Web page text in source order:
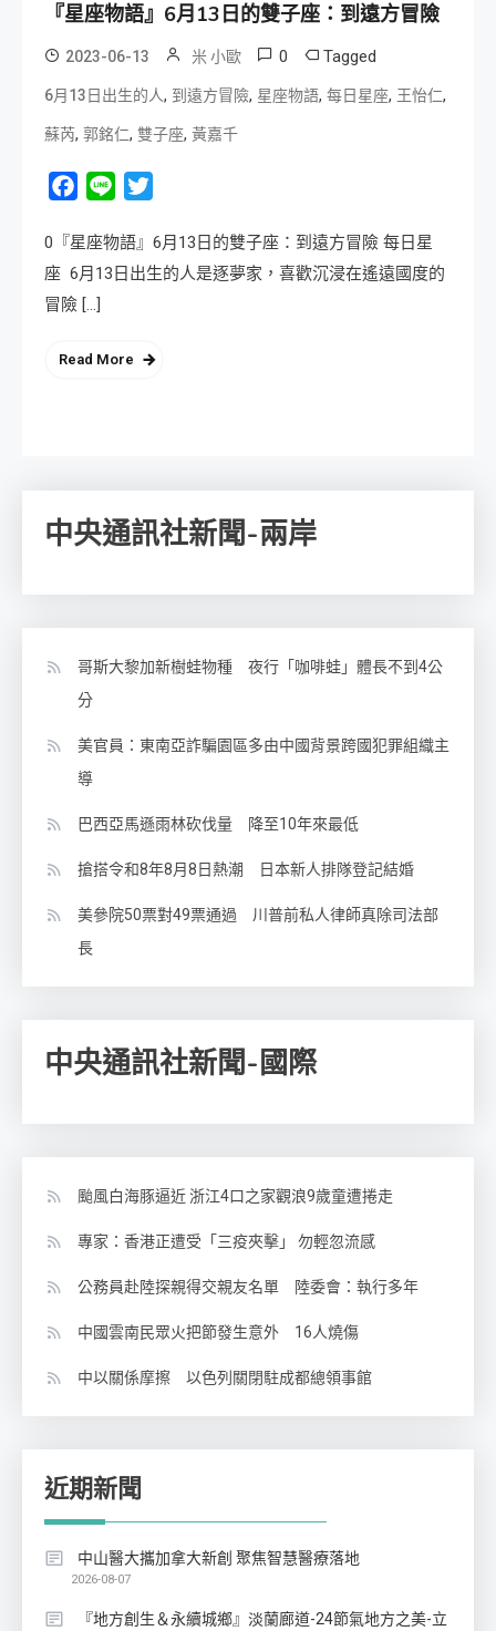
『星座物語』6月13日的雙子座：到遠方冒險
2023-06-13 米 小歐 0 Tagged
6月13日出生的人, 到遠方冒險, 星座物語, 每日星座, 王怡仁,
蘇芮, 郭銘仁, 雙子座, 黃嘉千
Facebook
Line
0『星座物語』6月13日的雙子座：到遠方冒險 每日星
座 6月13日出生的人是逐夢家，喜歡沉浸在遙遠國度的
冒險 […]
Read More
中央通訊社新聞-兩岸
哥斯大黎加新樹蛙物種 夜行「咖啡蛙」體長不到4公
分
美官員：東南亞詐騙園區多由中國背景跨國犯罪組織主
導
巴西亞馬遜雨林砍伐量 降至10年來最低
搶搭令和8年8月8日熱潮 日本新人排隊登記結婚
美參院50票對49票通過 川普前私人律師真除司法部
長
中央通訊社新聞-國際
颱風白海豚逼近 浙江4口之家觀浪9歲童遭捲走
專家：香港正遭受「三疫夾擊」 勿輕忽流感
公務員赴陸探親得交親友名單 陸委會：執行多年
中國雲南民眾火把節發生意外 16人燒傷
中以關係摩擦 以色列關閉駐成都總領事館
近期新聞
中山醫大攜加拿大新創 聚焦智慧醫療落地
2026-08-07
『地方創生＆永續城鄉』淡蘭廊道-24節氣地方之美-立